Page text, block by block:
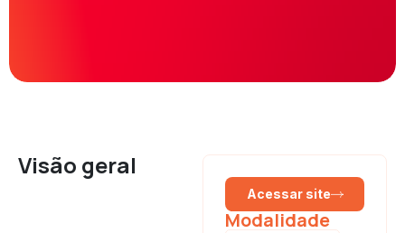
Visão geral
Acessar site
Modalidade